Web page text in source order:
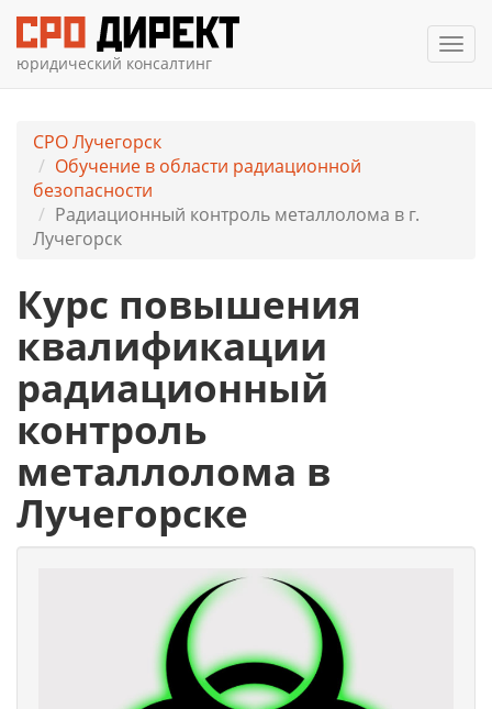
юридический консалтинг
СРО Лучегорск
Обучение в области радиационной
безопасности
Радиационный контроль металлолома в г.
Лучегорск
Курс повышения
квалификации
радиационный
контроль
металлолома в
Лучегорске